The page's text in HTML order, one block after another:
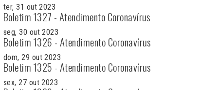
ter, 31 out 2023
Boletim 1327 - Atendimento Coronavírus
seg, 30 out 2023
Boletim 1326 - Atendimento Coronavírus
dom, 29 out 2023
Boletim 1325 - Atendimento Coronavírus
sex, 27 out 2023